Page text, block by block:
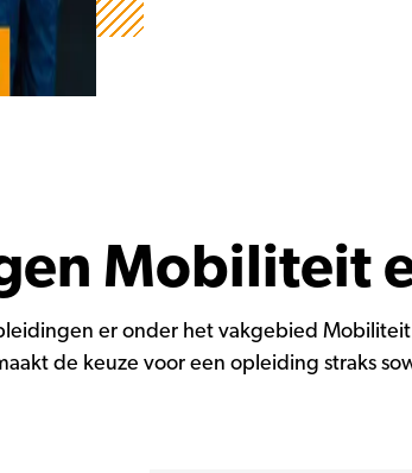
Mobiliteit
er onder het vakgebied
de keuze voor een opleiding straks